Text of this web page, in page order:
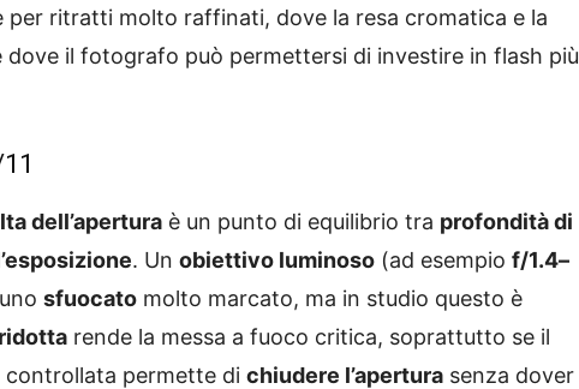
per ritratti molto raffinati, dove la resa cromatica e la
dove il fotografo può permettersi di investire in flash più
dell’apertura è un punto di equilibrio tra profondità di
. Un obiettivo luminoso (ad esempio f/1.4–
sfuocato molto marcato, ma in studio questo è
rende la messa a fuoco critica, soprattutto se il
controllata permette di chiudere l’apertura senza dover